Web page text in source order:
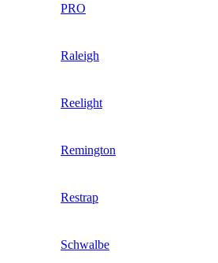
PRO
Raleigh
Reelight
Remington
Restrap
Schwalbe